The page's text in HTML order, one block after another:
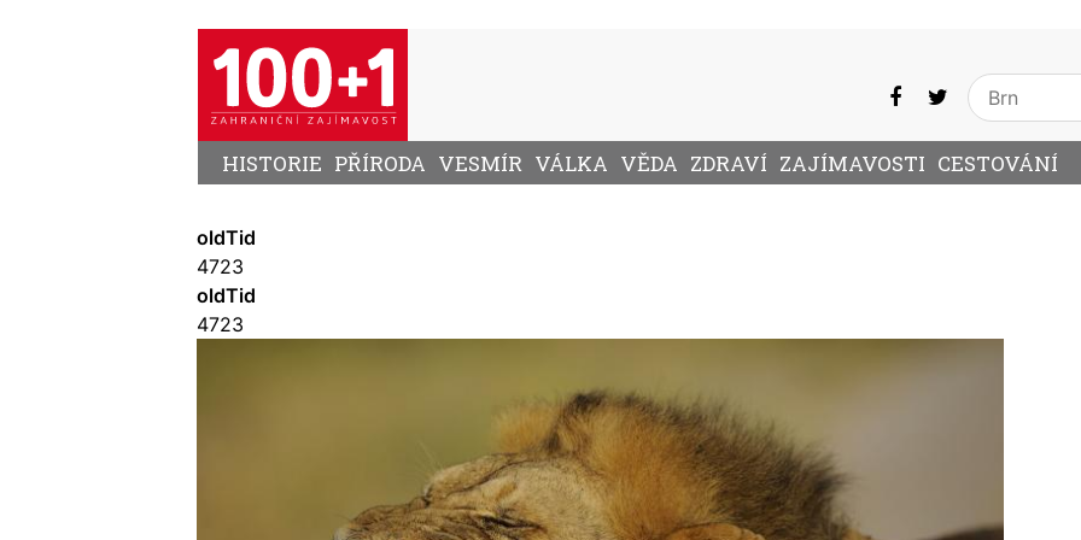
HISTORIE PŘÍRODA VESMÍR VÁLKA VĚDA ZDRAVÍ ZAJÍMAVOSTI CESTOVÁNÍ
oldTid
4723
oldTid
4723